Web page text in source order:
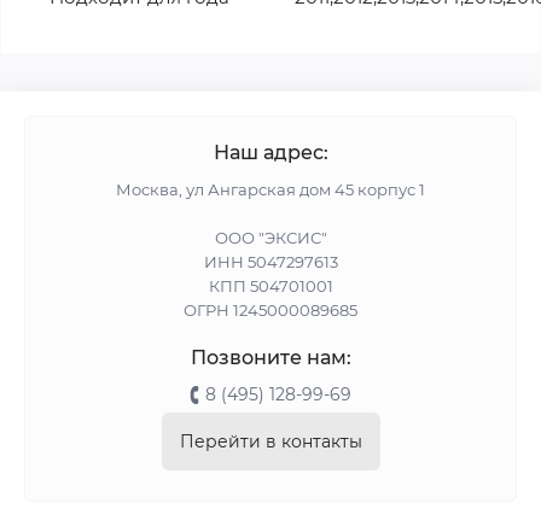
Наш адрес:
Москва, ул Ангарская дом 45 корпус 1
ООО "ЭКСИС"
ИНН 5047297613
КПП 504701001
ОГРН 1245000089685
Позвоните нам:
8 (495) 128-99-69
Перейти в контакты